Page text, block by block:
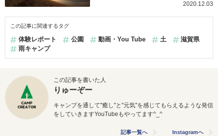
2020.12.03
この記事に関連するタグ
体験レポート 公園 動画・You Tube 土
滋賀県
雨キャンプ
この記事を書いた人
りゅーぞー
キャンプを通して"癒し"と"元気"を感じてもらえるような発信
をしていきますYouTubeもやってます^_^
記事一覧へ Instagramへ